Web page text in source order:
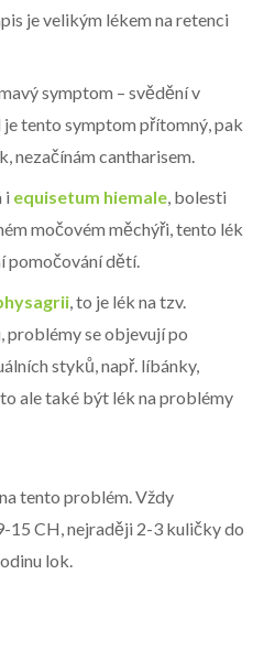
je velikým lékem na retenci
symptom – svědění v
tento symptom přítomný, pak
nezačínám cantharisem.
i equisetum hiemale, bolesti
močovém měchýři, tento lék
pomočování dětí.
, to je lék na tzv.
problémy se objevují po
styků, např. líbánky,
ale také být lék na problémy
tento problém. Vždy
15 CH, nejraději 2-3 kuličky do
lok.